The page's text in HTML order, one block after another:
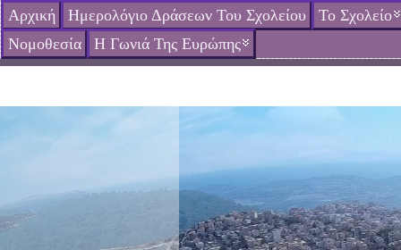
Αρχική Ημερολόγιο Δράσεων Του Σχολείου
Το Σχολείο
Νομοθεσία
Η Γωνιά Της Ευρώπης